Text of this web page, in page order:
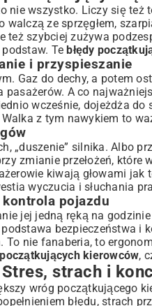
nie wszystko. Liczy się też
ze sprzęgłem,
też szybciej zużywa
Tebłędy
i przyspieszanie
Gaz do dechy, a potem
pasażerów. A co
wcześnie, dojeżdża
z tym nawykiem to
„duszenie” silnika. Albo
zmianie przełożeń, które
kiwają głowami jak
wyczucia i słuchania
pojazdu
jej jedną ręką na
bezpieczeństwa i
To nie fanaberia, to
początkujących kierowców,
strach i
wróg początkującego
błędu, strach